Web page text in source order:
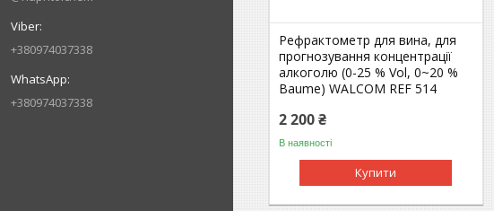
+380974037338
+380974037338
Рефрактометр для вина, для
прогнозування концентрації
алкоголю (0-25 % Vol, 0~20 %
Baume) WALCOM REF 514
2 200 ₴
В наявності
Купити